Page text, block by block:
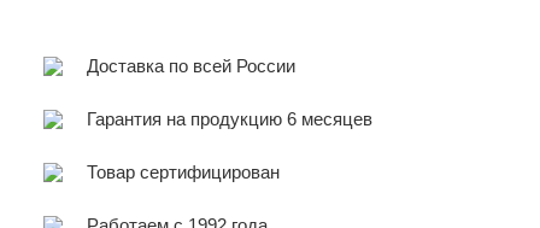
Доставка по всей России
Гарантия на продукцию 6 месяцев
Товар сертифицирован